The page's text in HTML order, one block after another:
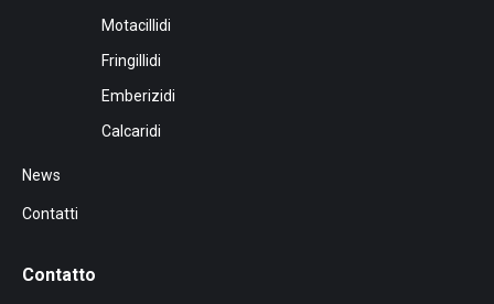
Motacillidi
Fringillidi
Emberizidi
Calcaridi
News
Contatti
Contatto